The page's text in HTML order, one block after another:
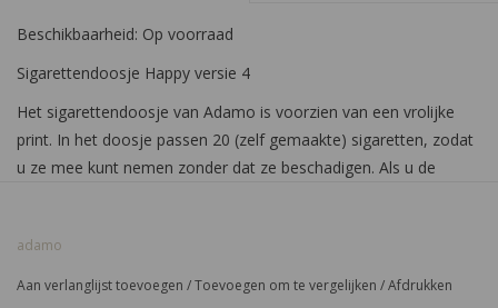
Beschikbaarheid: Op voorraad
Sigarettendoosje Happy versie 4
Het sigarettendoosje van Adamo is voorzien van een vrolijke
print. In het doosje passen 20 (zelf gemaakte) sigaretten, zodat
u ze mee kunt nemen zonder dat ze beschadigen. Als u de
adamo
Aan verlanglijst toevoegen /Toevoegen om te vergelijken /Afdrukken